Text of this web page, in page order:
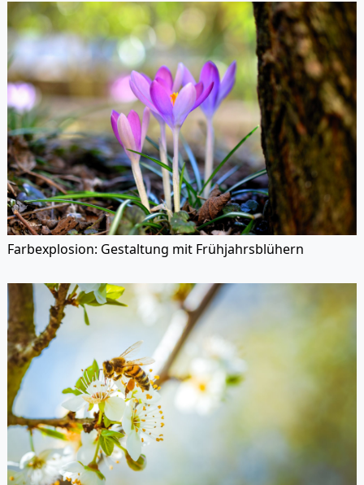
Farbexplosion: Gestaltung mit Frühjahrsblühern